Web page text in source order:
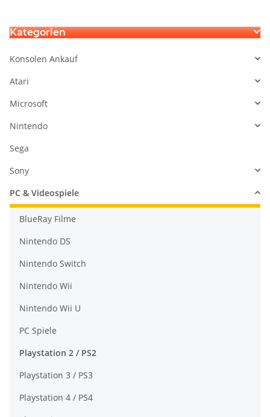
Kategorien
Konsolen Ankauf
Atari
Microsoft
Nintendo
Sega
Sony
PC & Videospiele
BlueRay Filme
Nintendo DS
Nintendo Switch
Nintendo Wii
Nintendo Wii U
PC Spiele
Playstation 2 / PS2
Playstation 3 / PS3
Playstation 4 / PS4